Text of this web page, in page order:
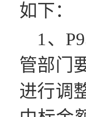
如下：
1、
管部门
进行调